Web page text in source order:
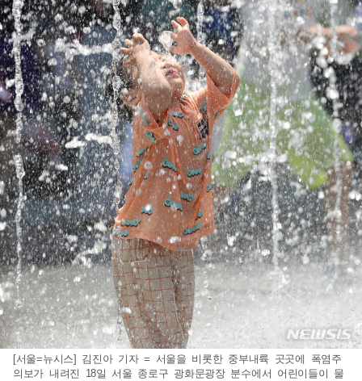
[서울=뉴시스] 김진아 기자 = 서울을 비롯한 중부내륙 곳곳에 폭염주
의보가 내려진 18일 서울 종로구 광화문광장 분수에서 어린이들이 물